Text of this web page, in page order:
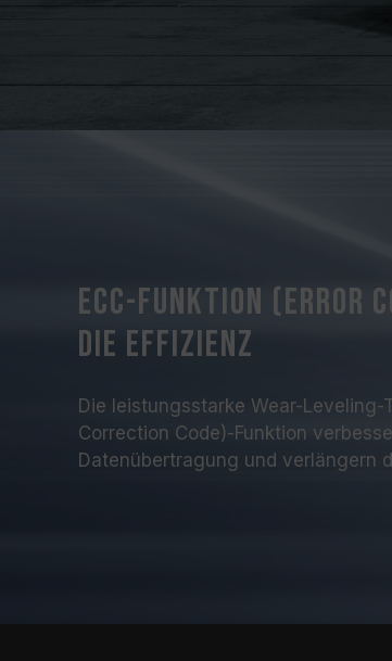
ECC-Funktion (Error
die Effizienz
Die leistungsstarke Wear-Leveling-
Correction Code)-Funktion
Datenübertragung und verlängern